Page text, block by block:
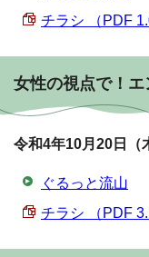
チラシ （PDF
女性の視点で！
令和4年10月20日（
ぐるっと流山
チラシ （PDF